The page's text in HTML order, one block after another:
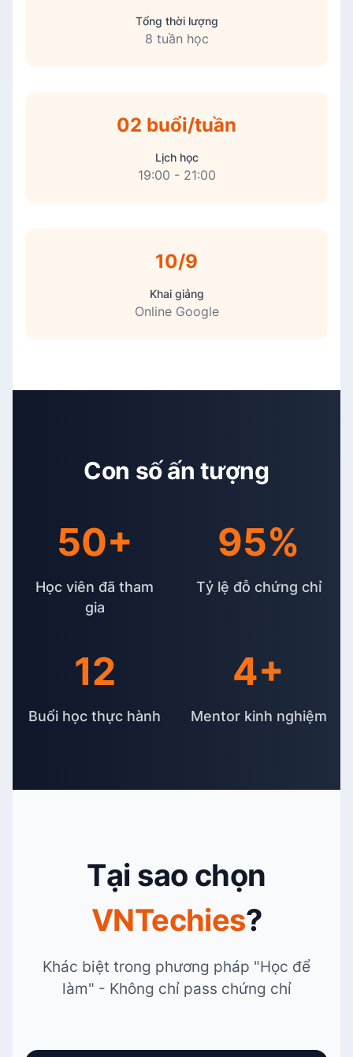
Tổng thời lượng
8 tuần học
02 buổi/tuần
Lịch học
19:00 - 21:00
10/9
Khai giảng
Online Google
Con số ấn tượng
50+
Học viên đã tham
gia
95%
Tỷ lệ đỗ chứng chỉ
12
Buổi học thực hành
4+
Mentor kinh nghiệm
Tại sao chọn
VNTechies?
Khác biệt trong phương pháp "Học để
làm" - Không chỉ pass chứng chỉ